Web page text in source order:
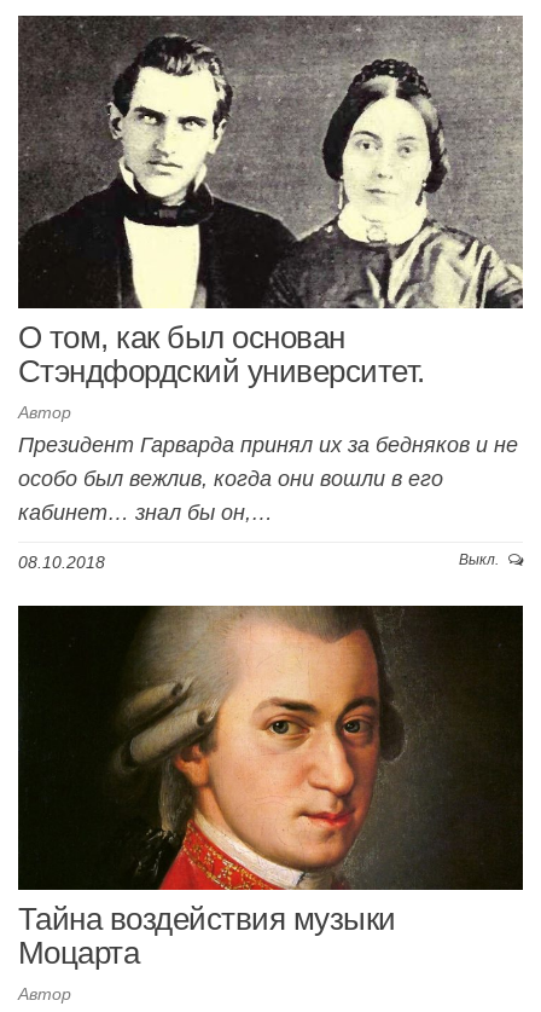
О том, как был основан
Стэндфордский университет.
Автор
Президент Гарварда принял их за бедняков и не
особо был вежлив, когда они вошли в его
кабинет… знал бы он,…
08.10.2018 Выкл.
Тайна воздействия музыки
Моцарта
Автор